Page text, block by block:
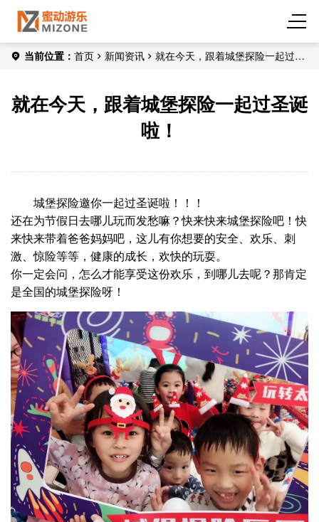
当前位置： 首页 新闻资讯
就在今天，跟着城堡探险一起过圣
就在今天，跟着城堡探险一起过圣诞
啦！
城堡探险邀你一起过圣诞啦！！！
还在为节假日去哪儿玩而发愁嘛？快来快来城堡探险吧！快
来快来带着爸爸妈妈吧，这儿有你想要的安全、欢乐、刺
激、惊险等等，健康的成长，欢快的玩耍。
你一定会问，怎么才能享受这份欢乐，到哪儿去呢？那肯定
是全国的城堡探险呀！